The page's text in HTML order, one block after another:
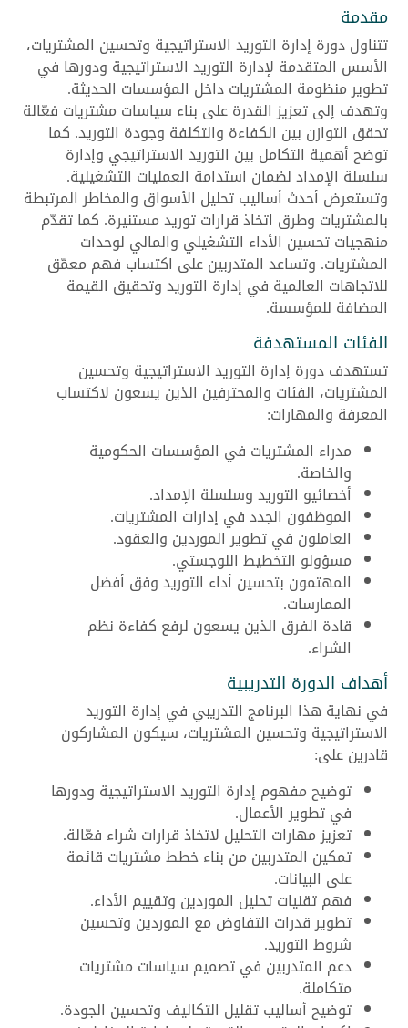
مقدمة
تتناول دورة إدارة التوريد الاستراتيجية وتحسين المشتريات،
الأسس المتقدمة لإدارة التوريد الاستراتيجية ودورها في
تطوير منظومة المشتريات داخل المؤسسات الحديثة.
وتهدف إلى تعزيز القدرة على بناء سياسات مشتريات فعّالة
تحقق التوازن بين الكفاءة والتكلفة وجودة التوريد. كما
توضح أهمية التكامل بين التوريد الاستراتيجي وإدارة
سلسلة الإمداد لضمان استدامة العمليات التشغيلية.
وتستعرض أحدث أساليب تحليل الأسواق والمخاطر المرتبطة
بالمشتريات وطرق اتخاذ قرارات توريد مستنيرة. كما تقدّم
منهجيات تحسين الأداء التشغيلي والمالي لوحدات
المشتريات. وتساعد المتدربين على اكتساب فهم معمّق
للاتجاهات العالمية في إدارة التوريد وتحقيق القيمة
المضافة للمؤسسة.
الفئات المستهدفة
تستهدف دورة إدارة التوريد الاستراتيجية وتحسين
المشتريات، الفئات والمحترفين الذين يسعون لاكتساب
المعرفة والمهارات:
مدراء المشتريات في المؤسسات الحكومية
والخاصة.
أخصائيو التوريد وسلسلة الإمداد.
الموظفون الجدد في إدارات المشتريات.
العاملون في تطوير الموردين والعقود.
مسؤولو التخطيط اللوجستي.
المهتمون بتحسين أداء التوريد وفق أفضل
الممارسات.
قادة الفرق الذين يسعون لرفع كفاءة نظم
الشراء.
أهداف الدورة التدريبية
في نهاية هذا البرنامج التدريبي في إدارة التوريد
الاستراتيجية وتحسين المشتريات، سيكون المشاركون
قادرين على:
توضيح مفهوم إدارة التوريد الاستراتيجية ودورها
في تطوير الأعمال.
تعزيز مهارات التحليل لاتخاذ قرارات شراء فعّالة.
تمكين المتدربين من بناء خطط مشتريات قائمة
على البيانات.
فهم تقنيات تحليل الموردين وتقييم الأداء.
تطوير قدرات التفاوض مع الموردين وتحسين
شروط التوريد.
دعم المتدربين في تصميم سياسات مشتريات
متكاملة.
توضيح أساليب تقليل التكاليف وتحسين الجودة.